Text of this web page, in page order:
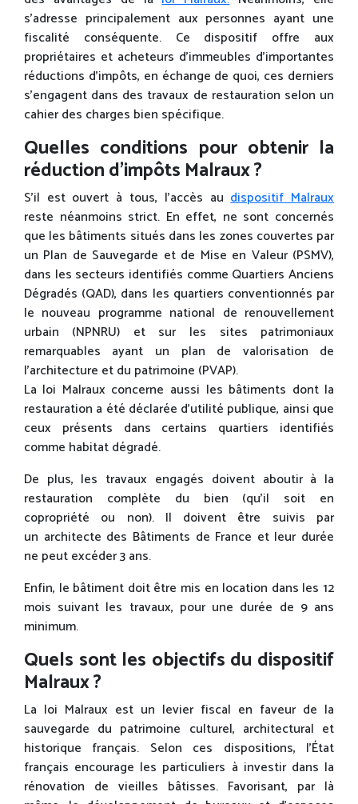
s’adresse principalement aux personnes ayant une
fiscalité conséquente. Ce dispositif offre aux
propriétaires et acheteurs d’immeubles d’importantes
réductions d’impôts, en échange de quoi, ces derniers
s’engagent dans des travaux de restauration selon un
cahier des charges bien spécifique.
Quelles conditions pour obtenir la
réduction d’impôts Malraux ?
S’il est ouvert à tous, l’accès audispositif Malraux
reste néanmoins strict. En effet, ne sont concernés
que les bâtiments situés dans les zones couvertes par
un Plan de Sauvegarde et de Mise en Valeur (PSMV),
dans les secteurs identifiés comme Quartiers Anciens
Dégradés (QAD), dans les quartiers conventionnés par
le nouveau programme national de renouvellement
urbain (NPNRU) et sur les sites patrimoniaux
remarquables ayant un plan de valorisation de
l’architecture et du patrimoine (PVAP).
La loi Malraux concerne aussi les bâtiments dont la
restauration a été déclarée d’utilité publique, ainsi que
ceux présents dans certains quartiers identifiés
comme habitat dégradé.
De plus, les travaux engagés doivent aboutir à la
restauration complète du bien (qu’il soit en
copropriété ou non). Il doivent être suivis par
un architecte des Bâtiments de France et leur durée
ne peut excéder 3 ans.
Enfin, le bâtiment doit être mis en location dans les 12
mois suivant les travaux, pour une durée de 9 ans
minimum.
Quels sont les objectifs du dispositif
Malraux ?
La loi Malraux est un levier fiscal en faveur de la
sauvegarde du patrimoine culturel, architectural et
historique français. Selon ces dispositions, l’État
français encourage les particuliers à investir dans la
rénovation de vieilles bâtisses. Favorisant, par là